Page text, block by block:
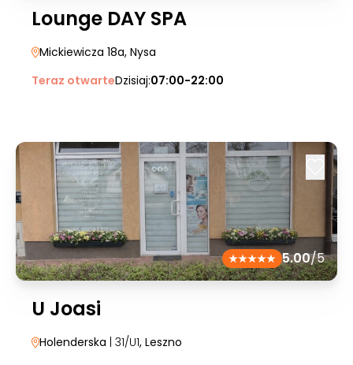
Lounge DAY SPA
Mickiewicza 18a, Nysa
Teraz otwarteDzisiaj:07:00-22:00
5.00/5
U Joasi
Holenderska | 31/U1, Leszno